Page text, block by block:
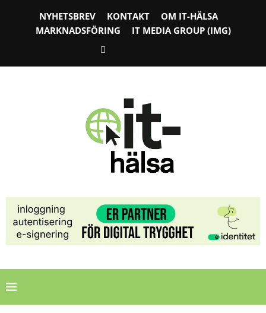
NYHETSBREV KONTAKT
OM IT-HÄLSA
MARKNADSFÖRING
IT MEDIA GROUP (IMG)